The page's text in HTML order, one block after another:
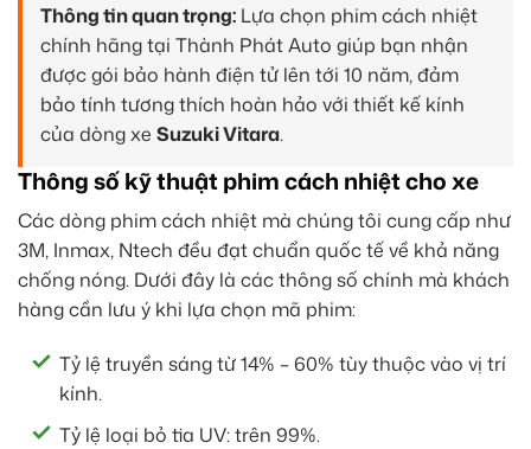
Thông tin quan trọng: Lựa chọn phim cách nhiệt
chính hãng tại Thành Phát Auto giúp bạn nhận
được gói bảo hành điện tử lên tới 10 năm, đảm
bảo tính tương thích hoàn hảo với thiết kế kính
của dòng xe Suzuki Vitara.
Thông số kỹ thuật phim cách nhiệt cho xe
Các dòng phim cách nhiệt mà chúng tôi cung cấp như
3M, Inmax, Ntech đều đạt chuẩn quốc tế về khả năng
chống nóng. Dưới đây là các thông số chính mà khách
hàng cần lưu ý khi lựa chọn mã phim:
Tỷ lệ truyền sáng từ 14% – 60% tùy thuộc vào vị trí
kính.
Tỷ lệ loại bỏ tia UV: trên 99%.